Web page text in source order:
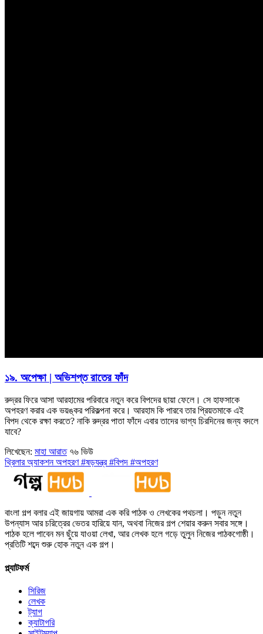
১৯. অপেক্ষা | অভিশপ্ত রাতের ফাঁদ
রুদ্রর ফিরে আসা আরহামের পরিবারে নতুন করে বিপদের ছায়া ফেলে। সে হাফসাকে
অপহরণ করার এক ভয়ঙ্কর পরিকল্পনা করে। আরহাম কি পারবে তার প্রিয়তমাকে এই
বিপদ থেকে রক্ষা করতে? নাকি রুদ্রর পাতা ফাঁদে এবার তাদের ভাগ্য চিরদিনের জন্য বদলে
যাবে?
লিখেছেন: মাহা আরাত ৭৬ ভিউ
থ্রিলারঅ্যাকশনঅপহরণ#ষড়যন্ত্র#বিপদ #অপহরণ
বাংলা গল্প বলার এই জায়গায় আমরা এক করি পাঠক ও লেখকের পথচলা। পড়ুন নতুন
উপন্যাস আর চরিত্রের ভেতর হারিয়ে যান, অথবা নিজের গল্প শেয়ার করুন সবার সঙ্গে।
পাঠক হলে পাবেন মন ছুঁয়ে যাওয়া লেখা, আর লেখক হলে গড়ে তুলুন নিজের পাঠকগোষ্ঠী।
প্রতিটি শব্দে শুরু হোক নতুন এক গল্প।
প্ল্যাটফর্ম
সিরিজ
লেখক
ট্যাগ
ক্যাটাগরি